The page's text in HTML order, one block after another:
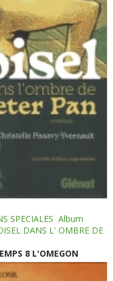
SPECIALES Album
DANS L' OMBRE DE
8 L'OMEGON